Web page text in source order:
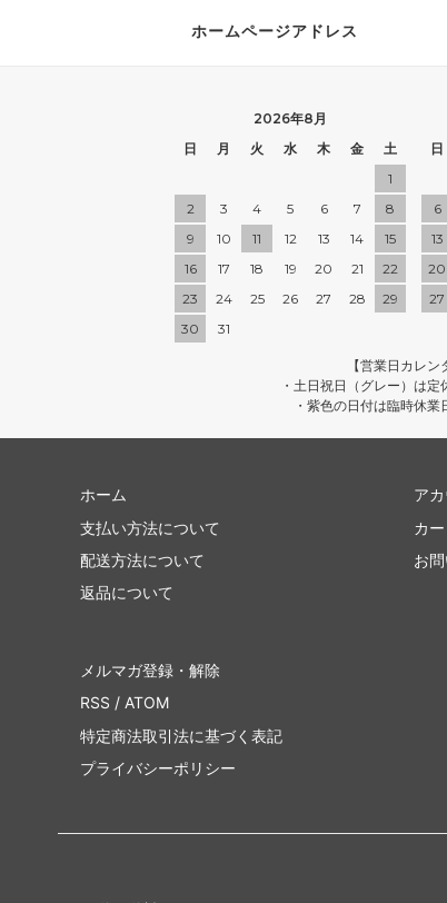
ホームページアドレス
2026年8月
日
月 火 水 木 金
土
1
2
3 4 5 6 7
8
9
10 11 12 13 14
15
16
17 18 19 20 21
22
23
24 25 26 27 28
29
30
31
日
6
13
20
27
【営業日カレン
・土日祝日（グレー）は定
・紫色の日付は臨時休業
ホーム
支払い方法について
配送方法について
返品について
ア
カ
お
メルマガ登録・解除
RSS / ATOM
特定商法取引法に基づく表記
プライバシーポリシー